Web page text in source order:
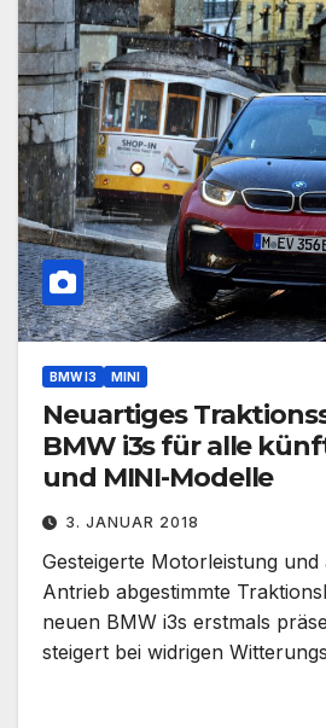
BMW I3 MINI
Neuartiges
BMW i3s für alle
und MINI-Modelle
3. JANUAR 2018
Gesteigerte Motorleistung
Antrieb abgestimmte
neuen BMW i3s erstmals
steigert bei widrigen